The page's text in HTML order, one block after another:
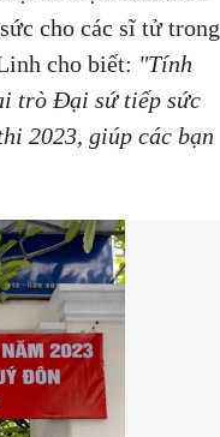
cho các sĩ tử trong
cho biết: "Tính
trò Đại sứ tiếp sức
2023, giúp các bạn